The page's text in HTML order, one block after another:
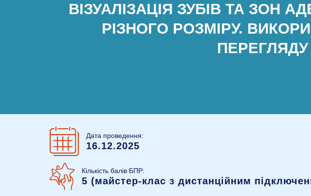
ВІЗУАЛІЗАЦІЯ ЗУБІВ ТА ЗОН
РІЗНОГО РОЗМІРУ.
ПЕРЕГЛЯДУ
Дата проведення:
16.12.2025
Кількість балів БПР:
5 (майстер-клас з дистанційним